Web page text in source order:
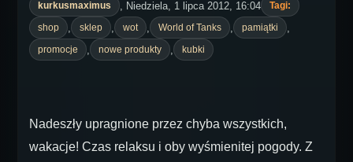
kurkusmaximus , Niedziela, 1 lipca 2012, 16:04
Tagi:
shop
sklep wot World of Tanks pamiątki
promocje nowe produkty kubki
Nadeszły upragnione przez chyba wszystkich,
wakacje! Czas relaksu i oby wyśmienitej pogody. Z